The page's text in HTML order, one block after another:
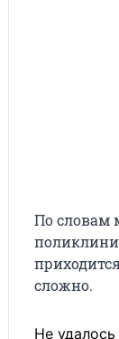
По словам
сложно.
Не удалось